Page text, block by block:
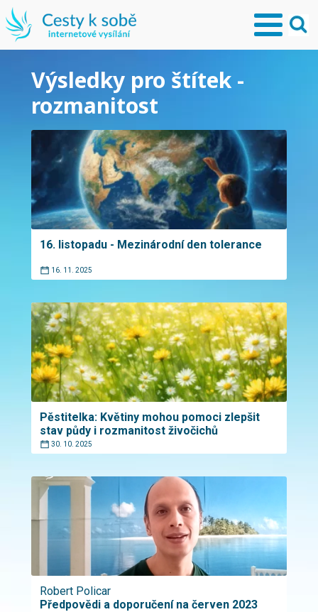
Výsledky pro štítek -
rozmanitost
16. listopadu - Mezinárodní den tolerance
16. 11. 2025
Pěstitelka: Květiny mohou pomoci zlepšit
stav půdy i rozmanitost živočichů
30. 10. 2025
Robert Policar
Předpovědi a doporučení na červen 2023